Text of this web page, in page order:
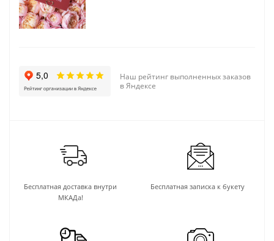
Наш рейтинг выполненных заказов
в Яндексе
Бесплатная доставка внутри
МКАДа!
Бесплатная записка к букету